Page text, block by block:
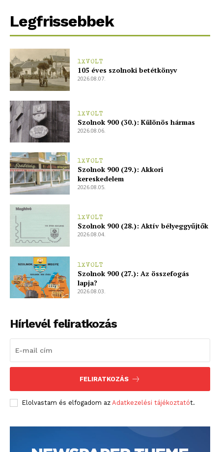
Előfizetés
Kapcsolat
Adatkezelési tájékoztató
Hirdetés
Legfrissebbek
1XVOLT
105 éves szolnoki betétkönyv
2026.08.07.
1XVOLT
Szolnok 900 (30.): Különös hármas
2026.08.06.
1XVOLT
Szolnok 900 (29.): Akkori
kereskedelem
2026.08.05.
1XVOLT
Szolnok 900 (28.): Aktív bélyeggyűjtők
2026.08.04.
1XVOLT
Szolnok 900 (27.): Az összefogás
lapja?
2026.08.03.
Hírlevél feliratkozás
FELIRATKOZÁS
Elolvastam és elfogadom az Adatkezelési tájékoztatót.